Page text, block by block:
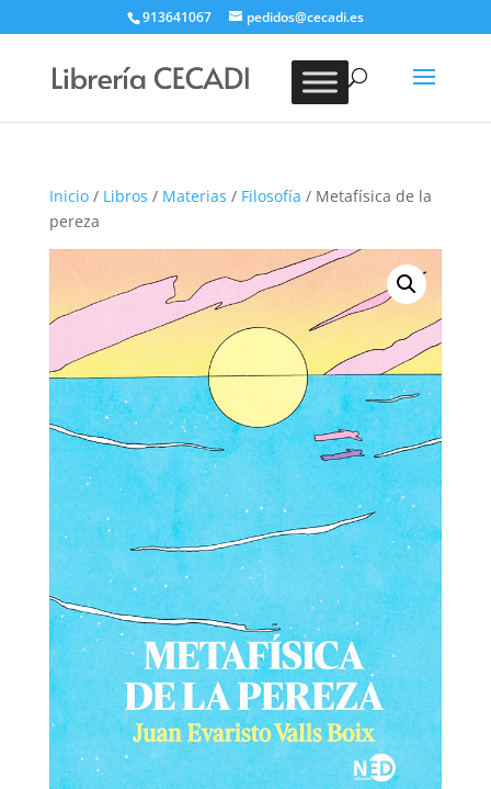
913641067 pedidos@cecadi.es
BUSCAR
Inicio/ Libros / Materias / Filosofía / Metafísica de la
pereza